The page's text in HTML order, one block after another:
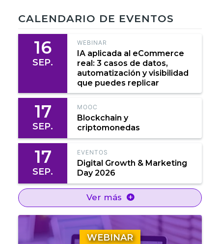
CALENDARIO DE EVENTOS
16
SEP.
WEBINAR
IA aplicada al eCommerce
real: 3 casos de datos,
automatización y visibilidad
que puedes replicar
17
SEP.
MOOC
Blockchain y
criptomonedas
17
SEP.
EVENTOS
Digital Growth & Marketing
Day 2026
Ver más
WEBINAR